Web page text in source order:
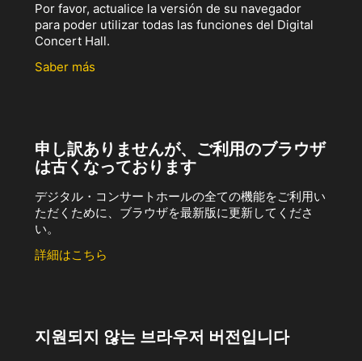
Por favor, actualice la versión de su navegador
para poder utilizar todas las funciones del Digital
Concert Hall.
Saber más
申し訳ありませんが、ご利用のブラウザ
は古くなっております
デジタル・コンサートホールの全ての機能をご利用い
ただくために、ブラウザを最新版に更新してくださ
い。
詳細はこちら
지원되지 않는 브라우저 버전입니다